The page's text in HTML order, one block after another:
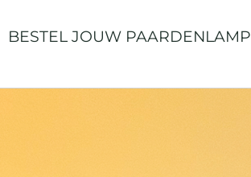
BESTEL JOUW PAARDENLAMP